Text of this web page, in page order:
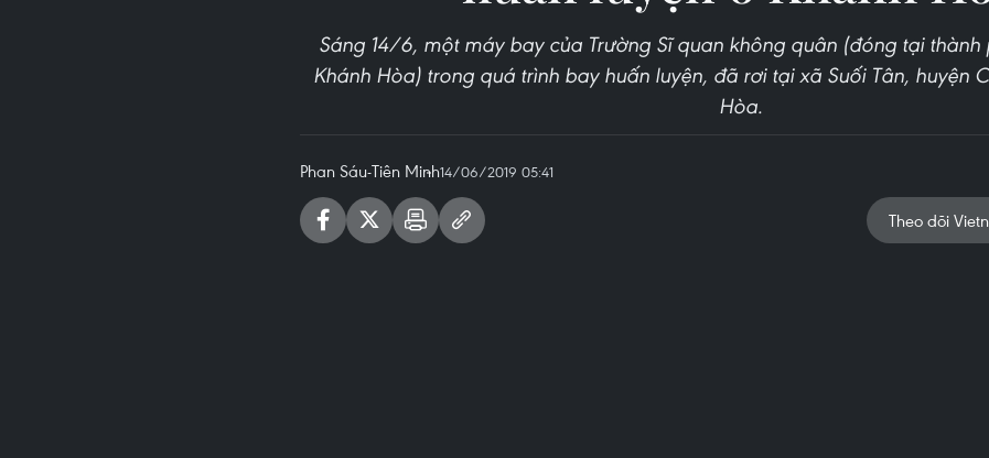
Sáng 14/6, một máy bay của Trường Sĩ quan không quân (đóng tại thành
Khánh Hòa) trong quá trình bay huấn luyện, đã rơi tại xã Suối Tân, huyện
Hòa.
Phan Sáu-Tiên Minh14/06/2019 05:41
Theo dõi